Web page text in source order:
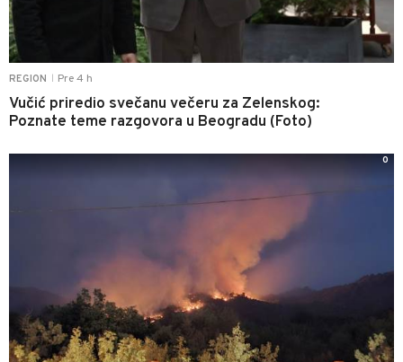
REGION Pre 4 h
Vučić priredio svečanu večeru za Zelenskog:
Poznate teme razgovora u Beogradu (Foto)
0